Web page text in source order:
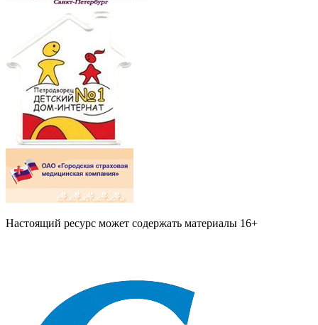
Настоящий ресурс может содержать материалы 16+